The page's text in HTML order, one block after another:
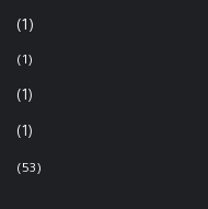
(1)
(1)
(1)
(1)
(53)